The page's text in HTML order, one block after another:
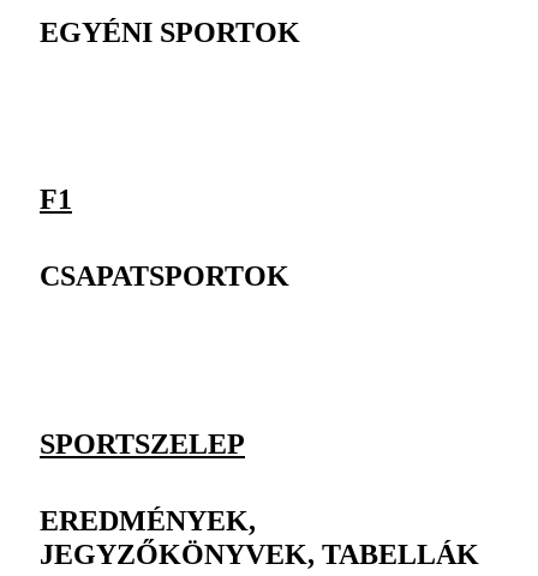
EGYÉNI SPORTOK
F1
CSAPATSPORTOK
SPORTSZELEP
EREDMÉNYEK,
JEGYZŐKÖNYVEK, TABELLÁK